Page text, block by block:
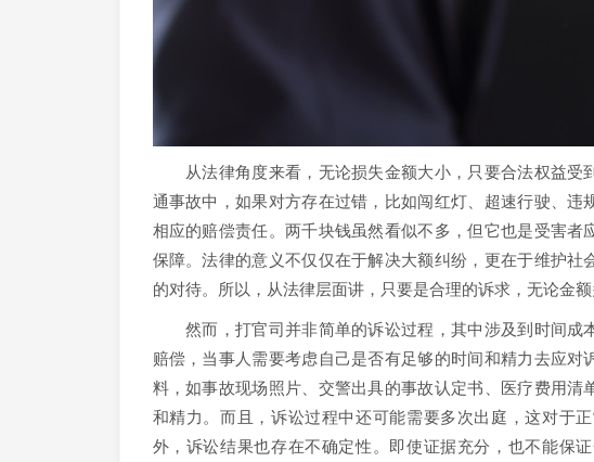
从法律角度来看，无论损失金额大小，只要合法权益受
通事故中，如果对方存在过错，比如闯红灯、超速行驶、
相应的赔偿责任。两千块钱虽然看似不多，但它也是受害
保障。法律的意义不仅仅在于解决大额纠纷，更在于维护
的对待。所以，从法律层面讲，只要是合理的诉求，无论金
然而，打官司并非简单的诉讼过程，其中涉及到时间成
赔偿，当事人需要考虑自己是否有足够的时间和精力去应
料，如事故现场照片、交警出具的事故认定书、医疗费用
和精力。而且，诉讼过程中还可能需要多次出庭，这对于
外，诉讼结果也存在不确定性。即使证据充分，也不能保